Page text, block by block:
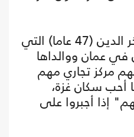
وقالت نورهان طارق فخر الدين (47 عاما) التي
عمان ووالداها
مركز تجاري مهم
أحب سكان غزة،
إذا أجبروا على